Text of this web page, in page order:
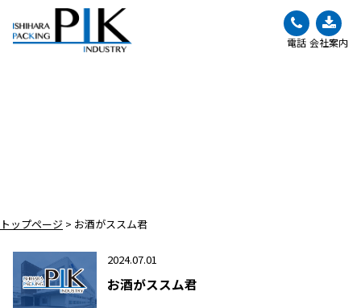
電話 会社案内
トップページ > お酒がススム君
2024.07.01
お酒がススム君